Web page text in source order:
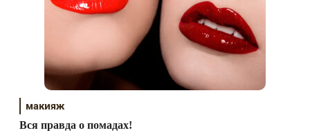
макияж
Вся правда о помадах!